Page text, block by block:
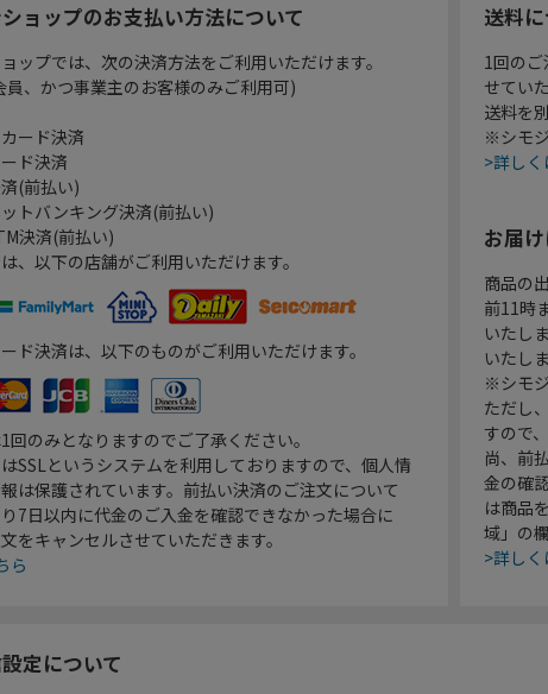
ョップのお支払い方法について
ップでは、次の決済方法をご利用いただけます。
員、かつ事業主のお客様のみご利用可)
ード決済
ド決済
(前払い)
トバンキング決済(前払い)
決済(前払い)
、以下の店舗がご利用いただけます。
ド決済は、以下のものがご利用いただけます。
回のみとなりますのでご了承ください。
SSLというシステムを利用しておりますので、個人情
は保護されています。前払い決済のご注文について
7日以内に代金のご入金を確認できなかった場合に
をキャンセルさせていただきます。
ら
送料
1回の
せてい
送料を
※シモ
>詳し
お届
商品の
前11時
いたし
いたし
※シモ
ただし
すので
尚、前
金の確
は商品
域」の
>詳し
定について